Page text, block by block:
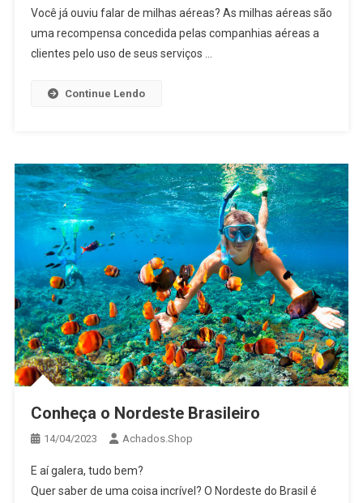
Você já ouviu falar de milhas aéreas? As milhas aéreas são
uma recompensa concedida pelas companhias aéreas a
clientes pelo uso de seus serviços …
Continue Lendo
Conheça o Nordeste Brasileiro
14/04/2023 Achados.Shop
E aí galera, tudo bem?
Quer saber de uma coisa incrível? O Nordeste do Brasil é